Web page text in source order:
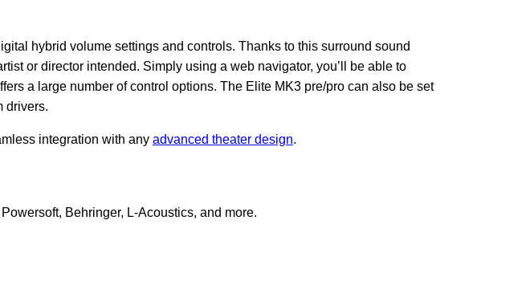
hybrid volume settings and controls. Thanks to this surround sound
or director intended. Simply using a web navigator, you’ll be able to
a large number of control options. The Elite MK3 pre/pro can also be set
drivers.
integration with any advanced theater design.
Behringer, L-Acoustics, and more.